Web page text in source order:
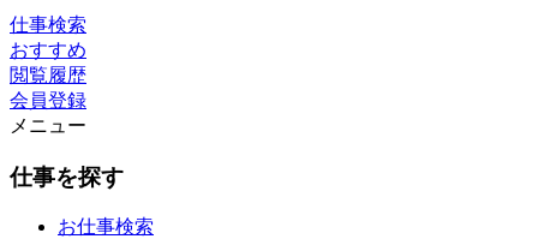
仕事検索
おすすめ
閲覧履歴
会員登録
メニュー
仕事を探す
お仕事検索